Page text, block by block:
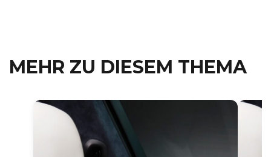
MEHR ZU DIESEM THEMA